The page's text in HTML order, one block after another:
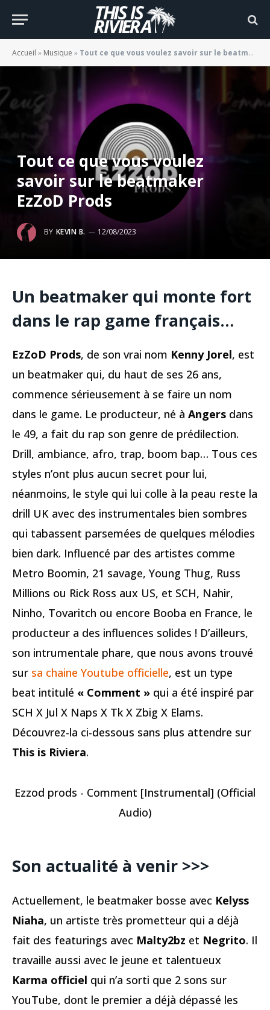
Accueil » Musique » Tout ce que vous voulez savoir sur le beatmaker EzZoD Prods
Tout ce que vous voulez
savoir sur le beatmaker
EzZoD Prods
BY KEVIN B. 12/08/2023
Un beatmaker qui monte fort
dans le rap game français…
EzZoD Prods, de son vrai nom Kenny Jorel, est
un beatmaker qui, du haut de ses 26 ans,
commence sérieusement à se faire un nom
dans le game. Le producteur, né à Angers dans
le 49, a fait du rap son genre de prédilection.
Drill, ambiance, afro, trap, boom bap… Tous ces
styles n’ont plus aucun secret pour lui,
néanmoins, le style qui lui colle à la peau reste la
drill UK avec des instrumentales bien sombres
qui tabassent parsemées de quelques mélodies
bien dark. Influencé par des artistes comme
Metro Boomin, 21 savage, Young Thug, Russ
Millions ou Rick Ross aux US, et SCH, Nahir,
Ninho, Tovaritch ou encore Booba en France, le
producteur a des influences solides ! D’ailleurs,
son intrumentale phare, que nous avons trouvé
sur sa chaine Youtube officielle, est un type
beat intitulé « Comment » qui a été inspiré par
SCH X Jul X Naps X Tk X Zbig X Elams.
Découvrez-la ci-dessous sans plus attendre sur
This is Riviera.
Ezzod prods - Comment [Instrumental] (Official
Audio)
Son actualité à venir >>>
Actuellement, le beatmaker bosse avec Kelyss
Niaha, un artiste très prometteur qui a déjà
fait des featurings avec Malty2bz et Negrito. Il
travaille aussi avec le jeune et talentueux
Karma officiel qui n’a sorti que 2 sons sur
YouTube, dont le premier a déjà dépassé les